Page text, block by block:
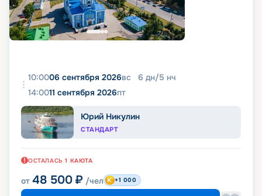
10:0006 сентября 2026вс 6 дн/5 нч
14:0011 сентября 2026пт
Юрий Никулин
СТАНДАРТ
ОСТАЛАСЬ 1 КАЮТА
от 48 500 ₽ /чел +1 000